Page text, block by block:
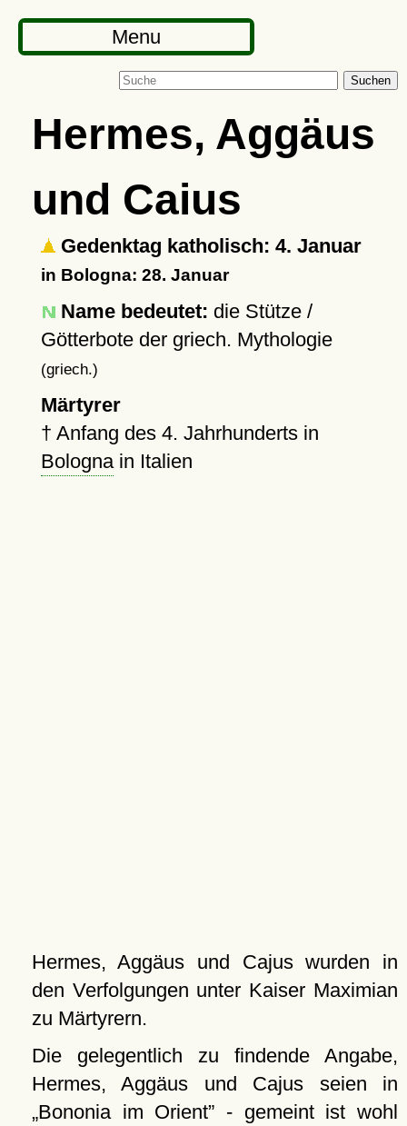
Menu
Suchen
Hermes, Aggäus
und Caius
Gedenktag katholisch: 4. Januar
in Bologna: 28. Januar
Name bedeutet: die Stütze /
Götterbote der griech. Mythologie
(griech.)
Märtyrer
† Anfang des 4. Jahrhunderts in
Bolognain Italien
Hermes, Aggäus und Cajus wurden in
den Verfolgungen unter Kaiser Maximian
zu Märtyrern.
Die gelegentlich zu findende Angabe,
Hermes, Aggäus und Cajus seien in
Bononia im Orient
- gemeint ist wohl